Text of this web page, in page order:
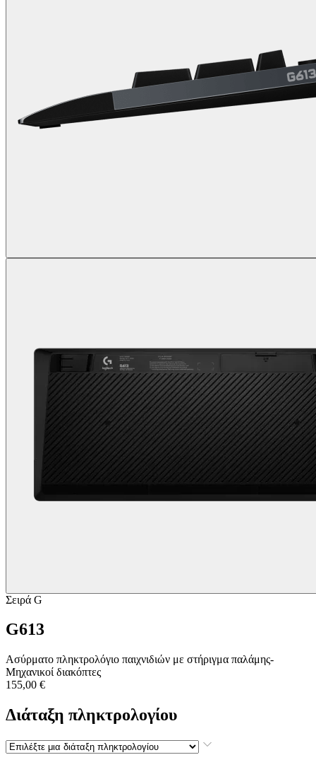
Σειρά G
G613
Ασύρματο πληκτρολόγιο παιχνιδιών με στήριγμα παλάμης-
Μηχανικοί διακόπτες
155,00 €
Διάταξη πληκτρολογίου